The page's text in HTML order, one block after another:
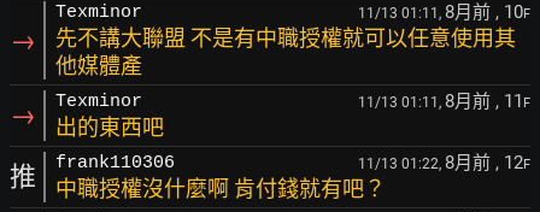
→
Texminor 11/13 01:11, 8月前 , 10F
先不講大聯盟 不是有中職授權就可以任意使用其
他媒體產
→ Texminor 11/13 01:11, 8月前 , 11 F
出的東西吧
推 frank110306 11/13 01:22, 8月前 , 12F
中職授權沒什麼啊 肯付錢就有吧？